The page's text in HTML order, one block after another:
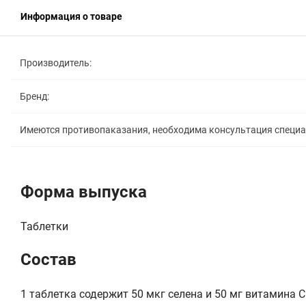
Информация о товаре
Производитель:
Бренд:
Имеются противопаказания, необходима консультация
Форма выпуска
Таблетки
Состав
1 таблетка содержит 50 мкг селена и 50 мг витамина С